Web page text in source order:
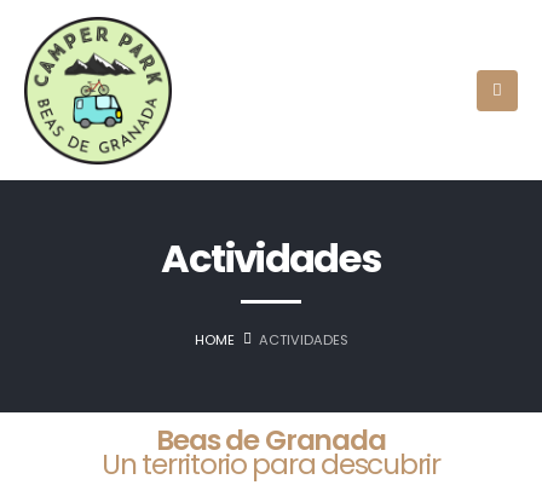
Actividades
HOME ACTIVIDADES
Beas de Granada
Un territorio para descubrir